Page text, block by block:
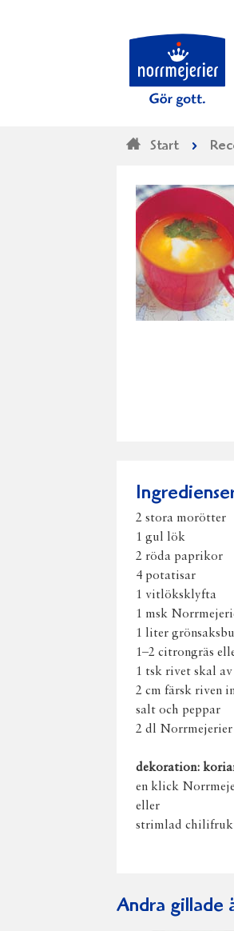
Start
2 stora morötter
1 gul lök
2 röda paprikor
4 potatisar
1 vitlöksklyfta
1 msk
1 liter
1–2 citrongräs
1 tsk rivet skal
2 cm färsk riven
salt och peppar
2 dl Norrmejerier
dekoration:
en klick
eller
strimlad
Andra gillade